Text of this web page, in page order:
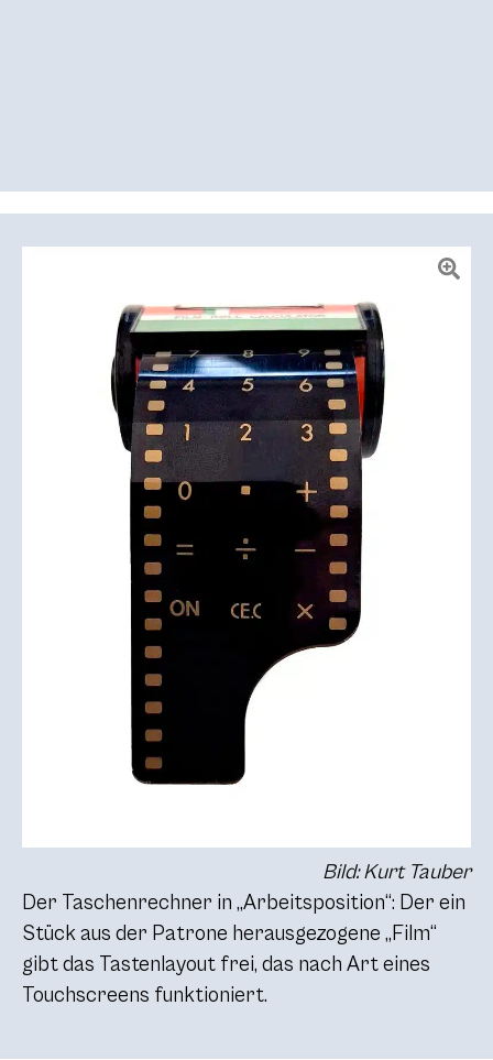
Bild: Kurt Tauber
Der Taschenrechner in „Arbeitsposition“: Der ein
Stück aus der Patrone herausgezogene „Film“
gibt das Tastenlayout frei, das nach Art eines
Touchscreens funktioniert.